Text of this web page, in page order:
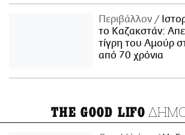
Περιβάλλον
το Καζακστάν:
τίγρη του Αμούρ
από 70 χρόνια
THE GOOD LIFO